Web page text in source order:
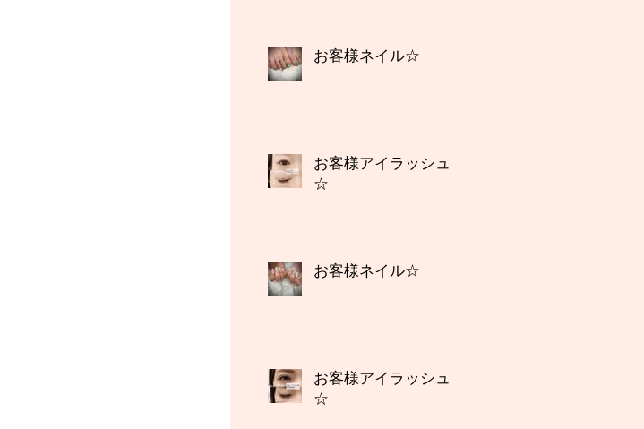
お客様ネイル☆
お客様アイラッシュ
☆
お客様ネイル☆
お客様アイラッシュ
☆